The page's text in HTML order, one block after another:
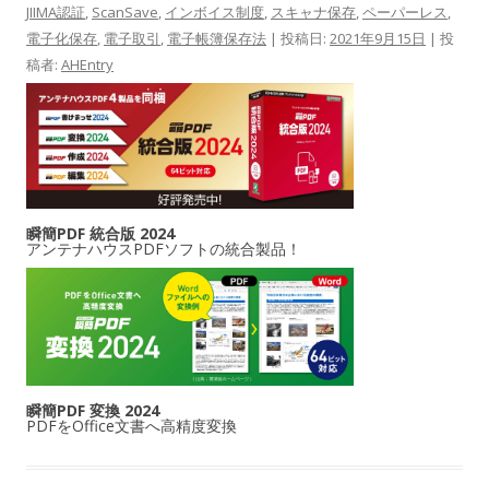
JIIMA認証, ScanSave, インボイス制度, スキャナ保存,ペーパーレス,
電子化保存, 電子取引, 電子帳簿保存法 | 投稿日: 2021年9月15日 | 投
稿者: AHEntry
瞬簡PDF 統合版 2024
アンテナハウスPDFソフトの統合製品！
瞬簡PDF 変換 2024
PDFをOffice文書へ高精度変換